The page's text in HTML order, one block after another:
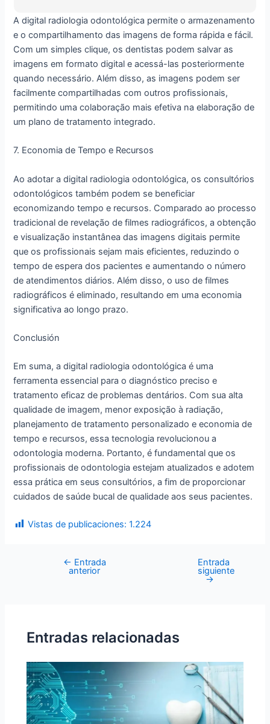
A digital radiologia odontológica permite o armazenamento
e o compartilhamento das imagens de forma rápida e fácil.
Com um simples clique, os dentistas podem salvar as
imagens em formato digital e acessá-las posteriormente
quando necessário. Além disso, as imagens podem ser
facilmente compartilhadas com outros profissionais,
permitindo uma colaboração mais efetiva na elaboração de
um plano de tratamento integrado.
7. Economia de Tempo e Recursos
Ao adotar a digital radiologia odontológica, os consultórios
odontológicos também podem se beneficiar
economizando tempo e recursos. Comparado ao processo
tradicional de revelação de filmes radiográficos, a obtenção
e visualização instantânea das imagens digitais permite
que os profissionais sejam mais eficientes, reduzindo o
tempo de espera dos pacientes e aumentando o número
de atendimentos diários. Além disso, o uso de filmes
radiográficos é eliminado, resultando em uma economia
significativa ao longo prazo.
Conclusión
Em suma, a digital radiologia odontológica é uma
ferramenta essencial para o diagnóstico preciso e
tratamento eficaz de problemas dentários. Com sua alta
qualidade de imagem, menor exposição à radiação,
planejamento de tratamento personalizado e economia de
tempo e recursos, essa tecnologia revolucionou a
odontologia moderna. Portanto, é fundamental que os
profissionais de odontologia estejam atualizados e adotem
essa prática em seus consultórios, a fim de proporcionar
cuidados de saúde bucal de qualidade aos seus pacientes.
Vistas de publicaciones: 1.224
← Entrada
anterior
Entrada
siguiente
→
Entradas relacionadas